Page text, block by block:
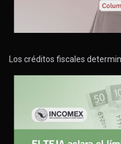
Los créditos fiscales